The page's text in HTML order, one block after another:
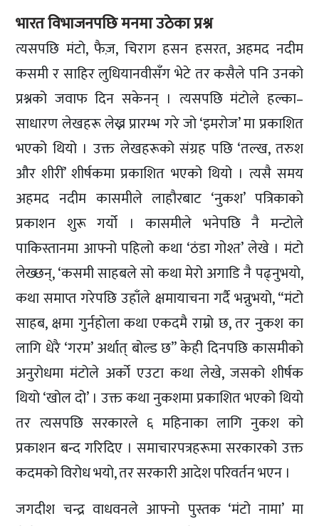
भारत विभाजनपछि मनमा उठेका प्रश्न
त्यसपछि मंटो, फैज़, चिराग हसन हसरत, अहमद नदीम
कसमी र साहिर लुधियानवीसँग भेटे तर कसैले पनि उनको
प्रश्नको जवाफ दिन सकेनन् । त्यसपछि मंटोले हल्का–
साधारण लेखहरू लेख्न प्रारम्भ गरे जो ‘इमरोज’ मा प्रकाशित
भएको थियो । उक्त लेखहरूको संग्रह पछि ‘तल्ख, तरुश
और शीरीं’ शीर्षकमा प्रकाशित भएको थियो । त्यसै समय
अहमद नदीम कासमीले लाहौरबाट ‘नुकश’ पत्रिकाको
प्रकाशन शुरू गर्यो । कासमीले भनेपछि नै मन्टोले
पाकिस्तानमा आफ्नो पहिलो कथा ‘ठंडा गोश्त’ लेखे । मंटो
लेख्छन्, ‘कसमी साहबले सो कथा मेरो अगाडि नै पढ्नुभयो,
कथा समाप्त गरेपछि उहाँले क्षमायाचना गर्दै भन्नुभयो, “मंटो
साहब, क्षमा गुर्नहोला कथा एकदमै राम्रो छ, तर नुकश का
लागि धेरै ‘गरम’ अर्थात् बोल्ड छ” केही दिनपछि कासमीको
अनुरोधमा मंटोले अर्को एउटा कथा लेखे, जसको शीर्षक
थियो ‘खोल दो’ । उक्त कथा नुकशमा प्रकाशित भएको थियो
तर त्यसपछि सरकारले ६ महिनाका लागि नुकश को
प्रकाशन बन्द गरिदिए । समाचारपत्रहरूमा सरकारको उक्त
कदमको विरोध भयो, तर सरकारी आदेश परिवर्तन भएन ।
जगदीश चन्द्र वाधवनले आफ्नो पुस्तक ‘मंटो नामा’ मा